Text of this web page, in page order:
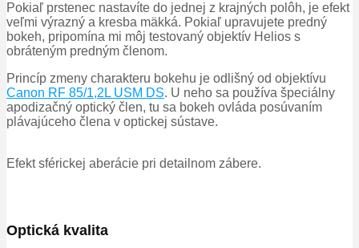
Pokiaľ prstenec nastavíte do jednej z krajných polôh, je efekt
veľmi výrazný a kresba mäkká. Pokiaľ upravujete predný
bokeh, pripomína mi môj testovaný objektív Helios s
obráteným predným členom.
Princíp zmeny charakteru bokehu je odlišný od objektívu
Canon RF 85/1,2L USM DS. U neho sa používa špeciálny
apodizačný optický člen, tu sa bokeh ovláda posúvaním
plávajúceho člena v optickej sústave.
Efekt sférickej aberácie pri detailnom zábere.
Optická kvalita